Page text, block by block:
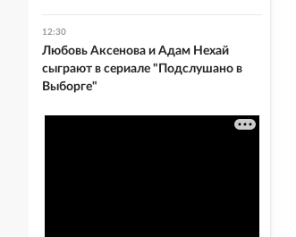
12:30
Любовь Аксенова и Адам Нехай
сыграют в сериале "Подслушано в
Выборге"